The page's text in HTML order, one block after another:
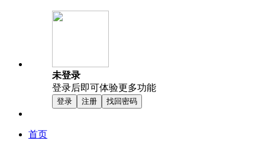
未登录
登录后即可体验更多功能
登录 注册 找回密码
首页